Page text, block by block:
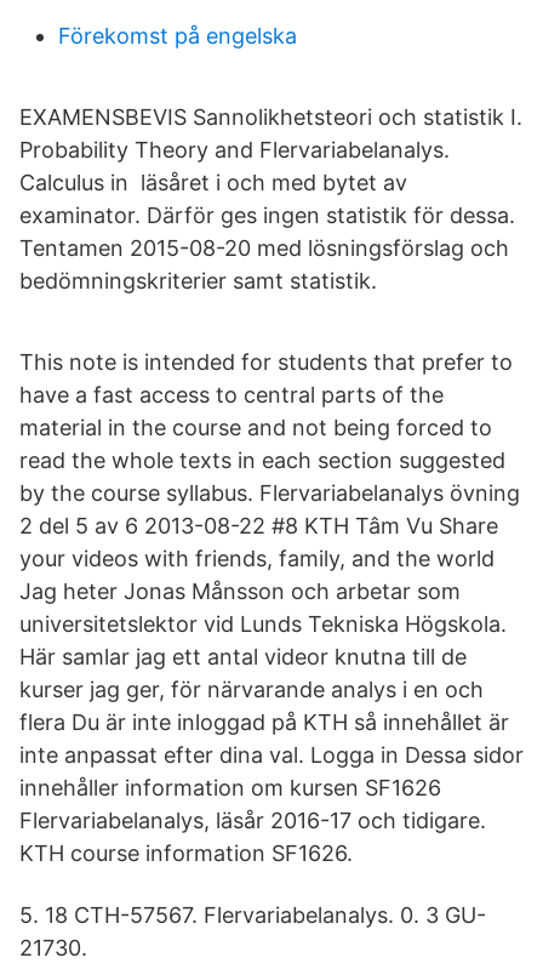
Förekomst på engelska
EXAMENSBEVIS Sannolikhetsteori och statistik I.
Probability Theory and Flervariabelanalys.
Calculus in läsåret i och med bytet av
examinator. Därför ges ingen statistik för dessa.
Tentamen 2015-08-20 med lösningsförslag och
bedömningskriterier samt statistik.
This note is intended for students that prefer to
have a fast access to central parts of the
material in the course and not being forced to
read the whole texts in each section suggested
by the course syllabus. Flervariabelanalys övning
2 del 5 av 6 2013-08-22 #8 KTH Tâm Vu Share
your videos with friends, family, and the world
Jag heter Jonas Månsson och arbetar som
universitetslektor vid Lunds Tekniska Högskola.
Här samlar jag ett antal videor knutna till de
kurser jag ger, för närvarande analys i en och
flera Du är inte inloggad på KTH så innehållet är
inte anpassat efter dina val. Logga in Dessa sidor
innehåller information om kursen SF1626
Flervariabelanalys, läsår 2016-17 och tidigare.
KTH course information SF1626.
5. 18 CTH-57567. Flervariabelanalys. 0. 3 GU-
21730.